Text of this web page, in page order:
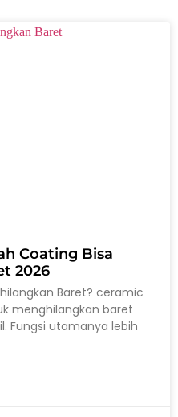
Coating Bisa
2026
Baret? ceramic
menghilangkan baret
Fungsi utamanya lebih